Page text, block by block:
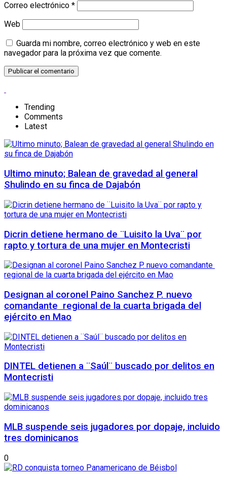
Correo electrónico *
Web
Guarda mi nombre, correo electrónico y web en este
navegador para la próxima vez que comente.
Trending
Comments
Latest
Ultimo minuto; Balean de gravedad al general
Shulindo en su finca de Dajabón
Dicrin detiene hermano de ¨Luisito la Uva¨ por
rapto y tortura de una mujer en Montecristi
Designan al coronel Paino Sanchez P. nuevo
comandante regional de la cuarta brigada del
ejército en Mao
DINTEL detienen a ¨Saúl¨ buscado por delitos en
Montecristi
MLB suspende seis jugadores por dopaje, incluido
tres dominicanos
0